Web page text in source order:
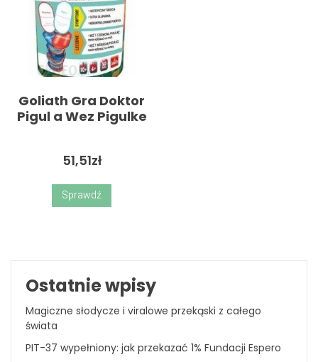
Goliath Gra Doktor
Pigul a Wez Pigulke
51,51zł
Sprawdź
Ostatnie wpisy
Magiczne słodycze i viralowe przekąski z całego
świata
PIT-37 wypełniony: jak przekazać 1% Fundacji Espero